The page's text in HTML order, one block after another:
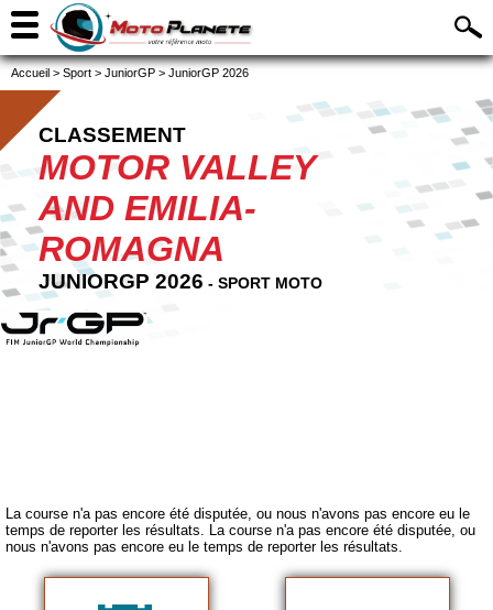
Accueil > Sport > JuniorGP > JuniorGP 2026
CLASSEMENT
MOTOR VALLEY
AND EMILIA-
ROMAGNA
JUNIORGP 2026 - SPORT MOTO
La course n'a pas encore été disputée, ou nous n'avons pas encore eu le
temps de reporter les résultats. La course n'a pas encore été disputée, ou
nous n'avons pas encore eu le temps de reporter les résultats.